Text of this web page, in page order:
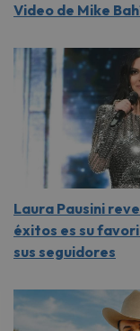
Video de Mike
Laura Pausini
éxitos es su
sus seguidores